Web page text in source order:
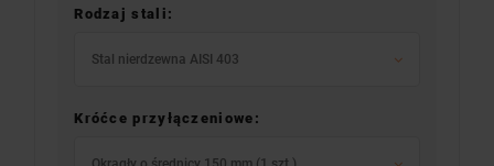
Rodzaj stali:
Stal nierdzewna AISI 403
Króćce przyłączeniowe: